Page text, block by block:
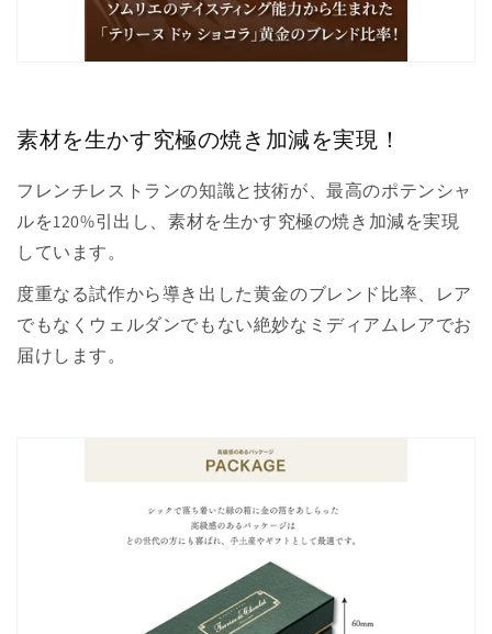
素材を生かす究極の焼き加減を実現！
フレンチレストランの知識と技術が、最高のポテンシャ
ルを120%引出し、素材を生かす究極の焼き加減を実現
しています。
度重なる試作から導き出した黄金のブレンド比率、レア
でもなくウェルダンでもない絶妙なミディアムレアでお
届けします。